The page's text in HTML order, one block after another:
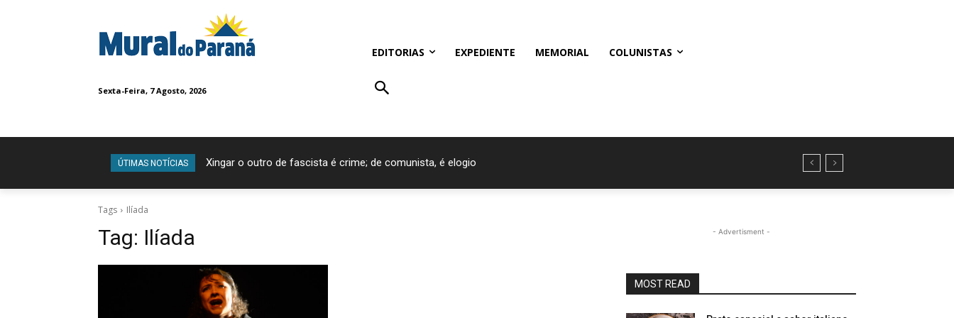
Sexta-Feira, 7 Agosto, 2026
EDITORIAS EXPEDIENTE MEMORIAL COLUNISTAS
ÚTIMAS NOTÍCIAS Xingar o outro de fascista é crime; de comunista, é elogio
Tags Ilíada
Tag: Ilíada - Advertisment -
MOST READ